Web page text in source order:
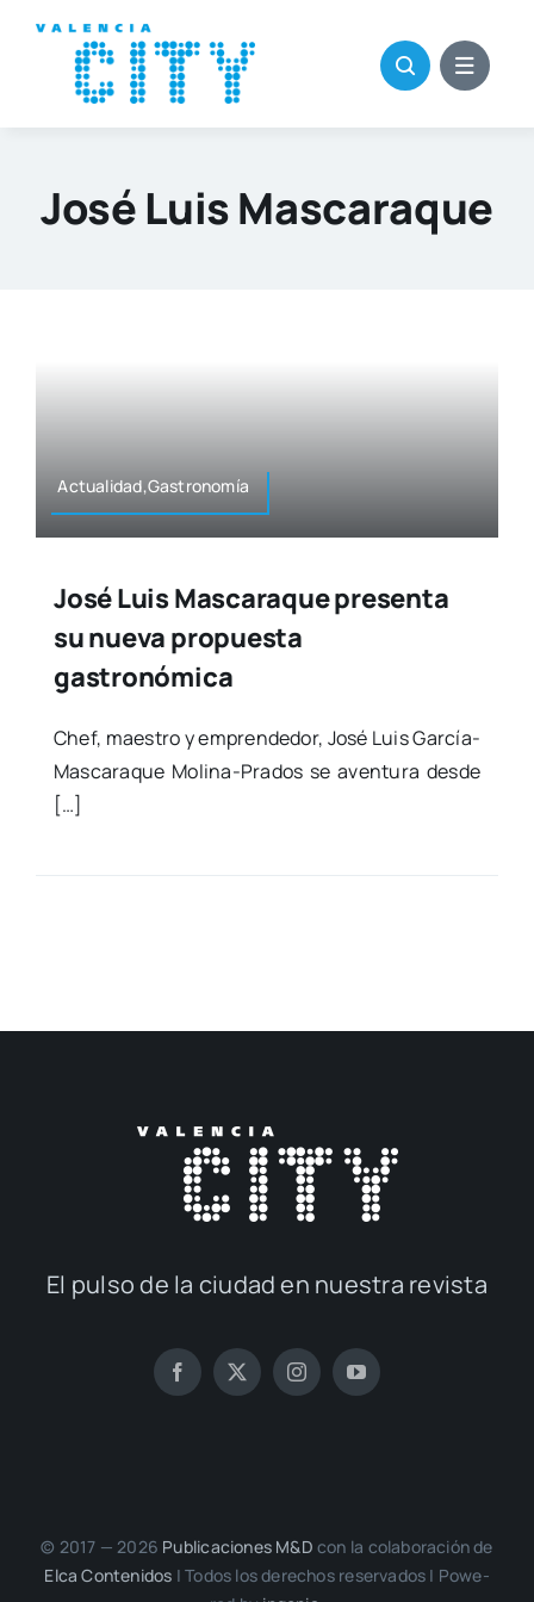
contenido
José Luis Mascaraque
Actualidad,Gastronomía
José Luis Mascaraque presenta
su nueva propuesta
gastronómica
Chef, maes­tro y empren­de­dor, José Luis Gar­­­cía-
Mas­­­ca­­­ra­­­que Moli­­­na-Pra­­­dos se aven­tu­ra des­de
[…]
El pul­so de la ciu­dad en nues­tra revis­ta
© 2017 — 2026 Publi­ca­cio­nes M&D con la cola­bo­ra­ción de
Elca Con­te­ni­dos | Todos los dere­chos reser­va­dos | Powe­